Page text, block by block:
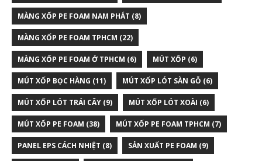
MÀNG XỐP PE FOAM NAM PHÁT (8)
MÀNG XỐP PE FOAM TPHCM (22)
MÀNG XỐP PE FOAM Ở TPHCM (6) MÚT XỐP (6)
MÚT XỐP BỌC HÀNG (11) MÚT XỐP LÓT SÀN GỖ (6)
MÚT XỐP LÓT TRÁI CÂY (9) MÚT XỐP LÓT XOÀI (6)
MÚT XỐP PE FOAM (38) MÚT XỐP PE FOAM TPHCM (7)
PANEL EPS CÁCH NHIỆT (8) SẢN XUẤT PE FOAM (9)